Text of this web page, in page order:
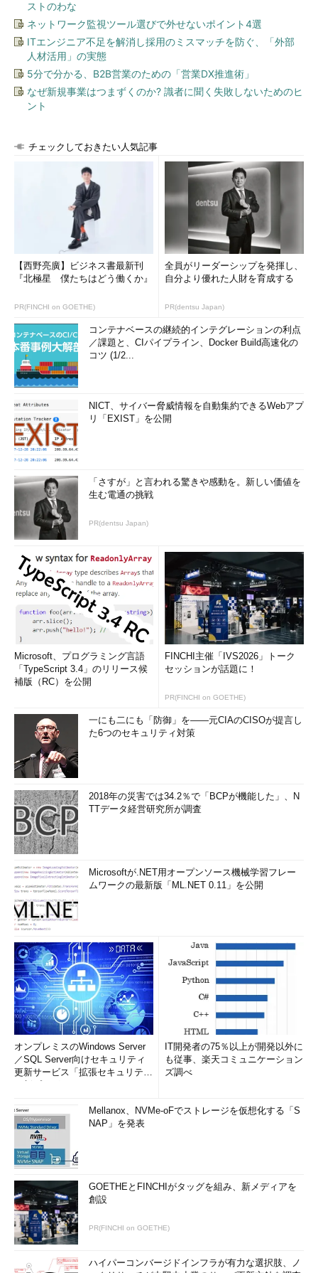
た知識や手法をそのまま生かしながら、クラウドへの移行を進め
られる、ということだ。オンプレミスとクラウドをシームレスに
行き来でき、クラウドで大丈夫かを気軽に試せる。オンプレミス
→クラウドの一方通行でないのが、「すぐ全てをクラウドへ移行
できるわけではない」と考える企業には特に必要なことと説明す
る。
みとして、Oracle Cloudで提供するコンピューティング環境と同
Private Cloud Appliance」を用意する。パブリッククラウドでも
プライベートクラウドでも、同じ製品、同じアーキテクチャ、同
一の標準規格で、同じスキルで運用を実現するのが武器だとい
う。「パブリッククラウドの使い勝手やコストメリットは魅力だ
が、重要なデータは自社管理外の環境へ置けない制約がある顧
客」へ向けて提供する。「これらのサービスは、コンバージドイ
ンフラストラクチャ事業戦略のポイントです」とドナテリ氏は述
ターのファイアウォールの内側へ置く運用を想定するクラウドに
あらかじめ最適化したアプライアンス「Oracle Public Cloud
Machine」も用意する。
「今オラクルが出荷しているのは、未来のITインフラストラク
チャです」（ドナテリ氏）
ハイブリッドクラウド（Oracle Hybrid Cloud Ser
vices）、プライベートクラウド（Oracle Private
Cloud）、自社データセンター内のOracle Clou
d、三つのクラウド導入オプションを用意し、柔軟
性を高める
なおオラクルは、データベース専用マシンの「Oracle
Exadata」をはじめ、「Oracle Ecalogic」「Oracle Big Data
Appliance」「Oracle Zero Data Loss Recovery
Appliance（ZDLRA）」など、ハードウエアとソフトウエアをあ
らかじめ事前構成し、用途に応じて最適化して提供する製品群を
「エンジニアドシステム」と呼称している。同じく「コンバージ
ドインフラストラクチャ」も、ハードウエアとソフトウエアを最
適化して構成し、セキュリティの担保、一元的な管理、単一の窓
口でサポートを受けられるなどを訴求する製品群を示す言葉だ。
ために用いているとのことである。
ストのわな
ネットワーク監視ツール選びで外せないポイント4選
ITエンジニア不足を解消し採用のミスマッチを防ぐ、「外部
人材活用」の実態
5分で分かる、B2B営業のための「営業DX推進術」
なぜ新規事業はつまずくのか? 識者に聞く失敗しないためのヒ
ント
チェックしておきたい人気記事
【西野亮廣】ビジネス書最新刊
『北極星 僕たちはどう働くか』
PR(FINCHI on GOETHE)
全員がリーダーシップを発揮し、
自分より優れた人財を育成する
PR(dentsu Japan)
コンテナベースの継続的インテグレーションの利点
／課題と、CIパイプライン、Docker Build高速化の
コツ (1/2...
NICT、サイバー脅威情報を自動集約できるWebアプ
リ「EXIST」を公開
「さすが」と言われる驚きや感動を。新しい価値を
生む電通の挑戦
PR(dentsu Japan)
Microsoft、プログラミング言語
「TypeScript 3.4」のリリース候
補版（RC）を公開
FINCHI主催「IVS2026」トーク
セッションが話題に！
PR(FINCHI on GOETHE)
一にも二にも「防御」を――元CIAのCISOが提言し
た6つのセキュリティ対策
2018年の災害では34.2％で「BCPが機能した」、N
TTデータ経営研究所が調査
Microsoftが.NET用オープンソース機械学習フレー
ムワークの最新版「ML.NET 0.11」を公開
オンプレミスのWindows Server
／SQL Server向けセキュリティ
更新サービス「拡張セキュリティ
IT開発者の75％以上が開発以外に
も従事、楽天コミュニケーション
ズ調べ
Mellanox、NVMe-oFでストレージを仮想化する「S
NAP」を発表
GOETHEとFINCHIがタッグを組み、新メディアを
創設
PR(FINCHI on GOETHE)
ハイパーコンバージドインフラが有力な選択肢、ノ